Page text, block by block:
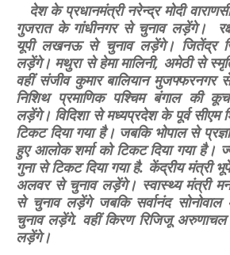
देश के प्रधानमंत्री नरेन्द्र मोदी
गुजरात के गांधीनगर से चुनाव लड़ेंगे।
यूपी लखनऊ से चुनाव लड़ेंगे। जितेंद्र
लड़ेंगे। मथुरा से हेमा मालिनी, अमेठी से
वहीं संजीव कुमार बालियान
निशिथ प्रमाणिक पश्चिम बंगाल की
लड़ेंगे। विदिशा से मध्यप्रदेश के पूर्व सीएम
टिकट दिया गया है। जबकि भोपाल से
हुए आलोक शर्मा को टिकट दिया गया है।
गुना से टिकट दिया गया है. केंद्रीय मंत्री
अलवर से चुनाव लड़ेंगे। स्वास्थ्य मंत्री
से चुनाव लड़ेंगे जबकि सर्वानंद
चुनाव लड़ेंगे. वहीं किरण रिजिजू
लड़ेंगे।